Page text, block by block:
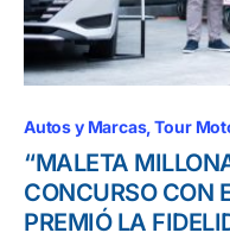
Autos y Marcas Tour
“MALETA
CONCURSO CON
PREMIÓ LA